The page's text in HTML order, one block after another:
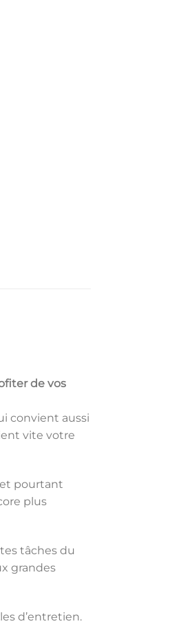
de vos
convient aussi
vite votre
pourtant
plus
tâches du
grandes
d’entretien.